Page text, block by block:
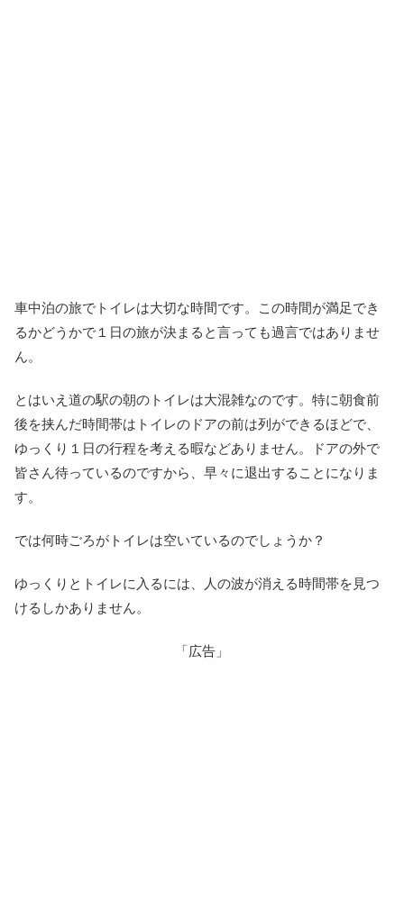
車中泊の旅でトイレは大切な時間です。この時間が満足でき
るかどうかで１日の旅が決まると言っても過言ではありませ
ん。
とはいえ道の駅の朝のトイレは大混雑なのです。特に朝食前
後を挟んだ時間帯はトイレのドアの前は列ができるほどで、
ゆっくり１日の行程を考える暇などありません。ドアの外で
皆さん待っているのですから、早々に退出することになりま
す。
では何時ごろがトイレは空いているのでしょうか？
ゆっくりとトイレに入るには、人の波が消える時間帯を見つ
けるしかありません。
「広告」